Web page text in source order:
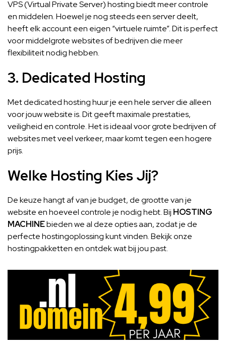
VPS (Virtual Private Server) hosting biedt meer controle
en middelen. Hoewel je nog steeds een server deelt,
heeft elk account een eigen “virtuele ruimte”. Dit is perfect
voor middelgrote websites of bedrijven die meer
flexibiliteit nodig hebben.
3. Dedicated Hosting
Met dedicated hosting huur je een hele server die alleen
voor jouw website is. Dit geeft maximale prestaties,
veiligheid en controle. Het is ideaal voor grote bedrijven of
websites met veel verkeer, maar komt tegen een hogere
prijs.
Welke Hosting Kies Jij?
De keuze hangt af van je budget, de grootte van je
website en hoeveel controle je nodig hebt. Bij HOSTING
MACHINEbieden we al deze opties aan, zodat je de
perfecte hostingoplossing kunt vinden.Bekijk onze
hostingpakketten en ontdek wat bij jou past.